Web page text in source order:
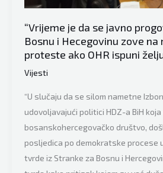
odbranu
države
od
prijetnji
Milorada
“Vrijeme je da se javno
Bosnu i Hecegovinu zove na
proteste ako OHR ispuni
Vijesti
“U slučaju da se silom nametne
udovoljavajući politici HDZ-a BiH
bosanskohercegovačko društvo,
posljedica po demokratske procese
tvrde iz Stranke za Bosnu i